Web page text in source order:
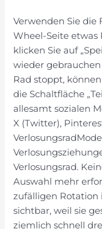
Verwenden Sie die
Wheel-Seite etwas
klicken Sie auf
wieder
Rad stoppt,
die Schaltfläche
allesamt sozialen
X (Twitter),
Verlosungsrad.
Auswahl mehr
zufälligen Rotation
sichtbar, weil sie
ziemlich schnell